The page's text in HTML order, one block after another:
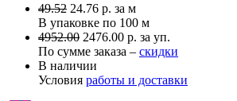
49.52 24.76 р. за м
В упаковке по 100 м
4952.00 2476.00 р. за уп.
По сумме заказа – скидки
В наличии
Условия работы и доставки